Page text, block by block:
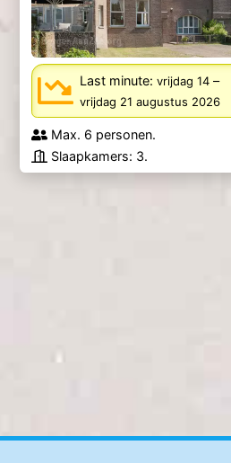
Last minute: vrijdag 14–
vrijdag 21 augustus 2026
Max. 6 personen.
Slaapkamers: 3.